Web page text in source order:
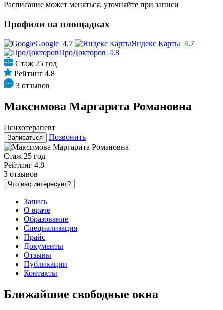
Расписание может меняться, уточняйте при записи
Профили на площадках
Google 4.7 Яндекс Карты 4.7
ПроДокторов 4.8
Стаж 25 год
Рейтинг 4.8
3 отзывов
Максимова Маргарита Романовна
Психотерапевт
Записаться Позвонить
Стаж 25 год
Рейтинг 4.8
3 отзывов
Что вас интересует?
Запись
О враче
Образование
Специализация
Прайс
Документы
Отзывы
Публикации
Контакты
Ближайшие свободные окна